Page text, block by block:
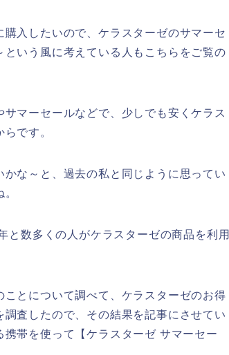
入したいので、ケラスターゼのサマーセ
いう風に考えている人もこちらをご覧の
マーセールなどで、少しでも安くケラス
です。
な～と、過去の私と同じように思ってい
数多くの人がケラスターゼの商品を利用
とについて調べて、ケラスターゼのお得
査したので、その結果を記事にさせてい
帯を使って【ケラスターゼ サマーセー